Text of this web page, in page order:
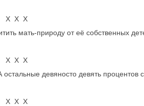
Х Х Х
мать-природу от её собственных
Х Х Х
девяносто девять процентов
Х Х Х